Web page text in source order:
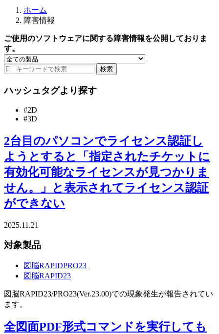
ホーム
障害情報
ご使用のソフトウェアに関する障害情報を公開しておりま
す。
検
索
ハッシュタグより探す
#2D
#3D
2台目のパソコンでライセンス認証し
ようとすると「指定されたチケットに
有効化可能なライセンスが見つかりま
せん。」と表示されてライセンス認証
ができない
2025.11.21
対象製品
図脳RAPIDPRO23
図脳RAPID23
図脳RAPID23/PRO23(Ver.23.00)での現象発生が報告されてい
ます。
全図面PDF形式コマンドを実行しても